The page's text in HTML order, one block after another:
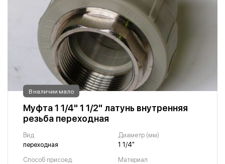
В наличии мало
Муфта 1 1/4" 1 1/2" латунь внутренняя
резьба переходная
Вид
переходная
Диаметр (мм)
1 1/4"
Способ присоед.
Материал